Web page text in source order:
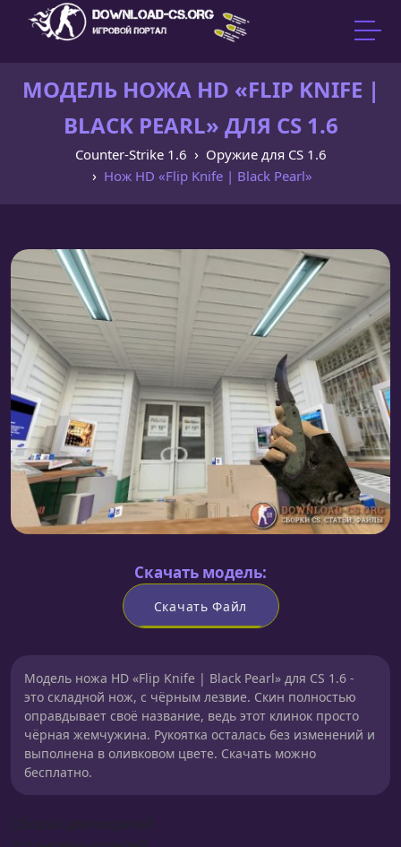
МОДЕЛЬ НОЖА HD «FLIP KNIFE |
BLACK PEARL» ДЛЯ CS 1.6
Counter-Strike 1.6
Оружие для CS 1.6
Нож HD «Flip Knife | Black Pearl»
Скачать модель:
Скачать Файл
Модель ножа HD «Flip Knife | Black Pearl» для CS 1.6 -
это складной нож, с чёрным лезвие. Скин полностью
оправдывает своё название, ведь этот клинок просто
чёрная жемчужина. Рукоятка осталась без изменений и
выполнена в оливковом цвете. Скачать можно
бесплатно.